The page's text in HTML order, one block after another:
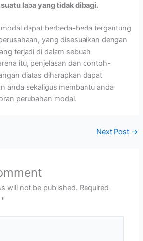
laba yang tidak dibagi.
dapat berbeda-beda tergantung
yang disesuaikan dengan
terjadi di dalam sebuah
itu, penjelasan dan contoh-
diatas diharapkan dapat
anda sekaligus membantu anda
perubahan modal.
Next Post →
will not be published. Required
*